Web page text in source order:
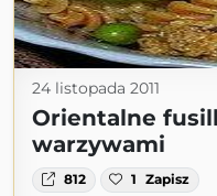
24 listopada 2011
Orientalne
warzywami
812 1 Zapisz